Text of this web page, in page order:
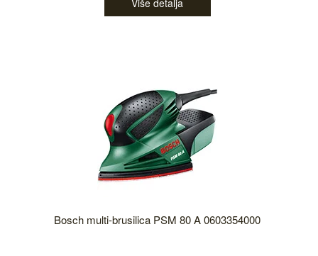
Više detalja
Bosch multi-brusilica PSM 80 A 0603354000